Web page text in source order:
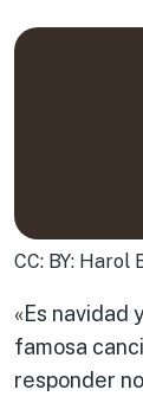
CC: BY: Harol
«Es navidad
famosa
responder